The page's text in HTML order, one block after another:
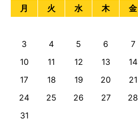
月
火 水 木 金
3
4 5 6 7
10
11 12 13 14
17
18 19 20 21
24
25 26 27 28
31